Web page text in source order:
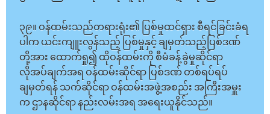
၃၉။ ဝန်ထမ်းသည်တရားရုံး၏ ပြစ်မှုထင်ရှား စီရင်ခြင်းခံရ
ပါက ယင်းကျူးလွန်သည့် ပြစ်မှုနှင့် ချမှတ်သည့်ပြစ်ဒဏ်
တို့အား ထောက်ရှု၍ ထိုဝန်ထမ်းကို စီမံခန့်ခွဲမှုဆိုင်ရာ
လိုအပ်ချက်အရ ဝန်ထမ်းဆိုင်ရာ ပြစ်ဒဏ် တစ်ရပ်ရပ်
ချမှတ်ရန် သက်ဆိုင်ရာ ဝန်ထမ်းအဖွဲ့အစည်း အကြီးအမှူး
က ဌာနဆိုင်ရာ နည်းလမ်းအရ အရေးယူနိုင်သည်။